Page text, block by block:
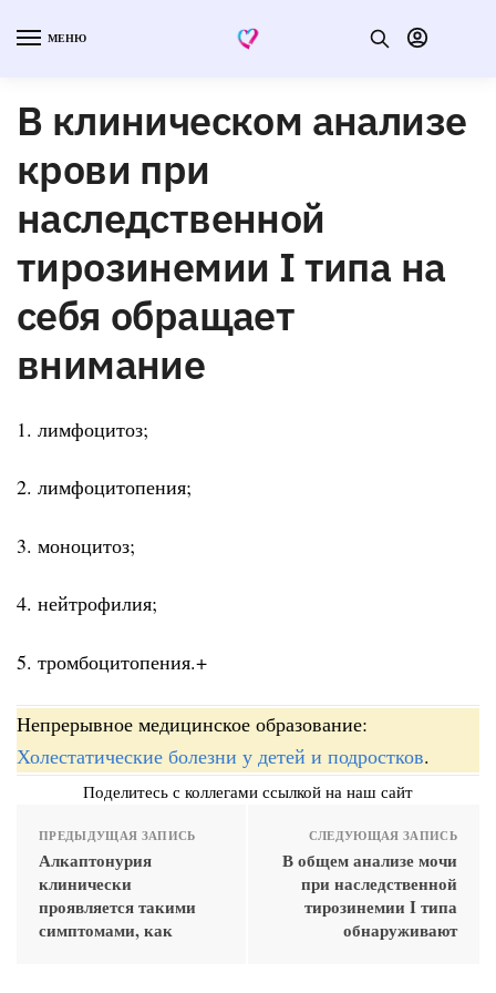
МЕНЮ
В клиническом анализе
крови при
наследственной
тирозинемии I типа на
себя обращает
внимание
1. лимфоцитоз;
2. лимфоцитопения;
3. моноцитоз;
4. нейтрофилия;
5. тромбоцитопения.+
Непрерывное медицинское образование:
Холестатические болезни у детей и подростков.
Поделитесь с коллегами ссылкой на наш сайт
ПРЕДЫДУЩАЯ ЗАПИСЬ
Алкаптонурия
клинически
проявляется такими
симптомами, как
СЛЕДУЮЩАЯ ЗАПИСЬ
В общем анализе мочи
при наследственной
тирозинемии I типа
обнаруживают